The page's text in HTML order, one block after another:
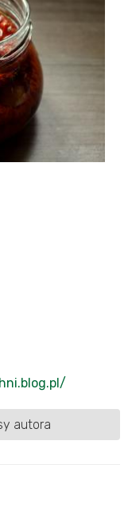
autora